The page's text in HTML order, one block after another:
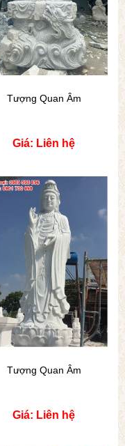
Tượng Quan Âm
Giá: Liên hệ
Tượng Quan Âm
Giá: Liên hệ